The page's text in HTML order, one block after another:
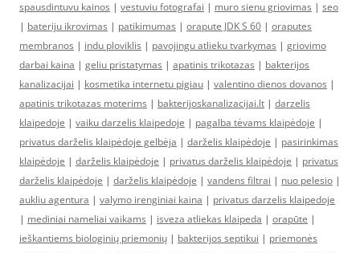
spausdintuvu kainos | vestuviu fotografai | muro sienu griovimas | seo
| bateriju ikrovimas | patikimumas | orapute JDK S 60 | oraputes
membranos | indu ploviklis | pavojingu atlieku tvarkymas | griovimo
darbai kaina | geliu pristatymas | apatinis trikotazas | bakterijos
kanalizacijai | kosmetika internetu pigiau | valentino dienos dovanos |
apatinis trikotazas moterims | bakterijoskanalizacijai.lt | darzelis
klaipedoje | vaiku darzelis klaipedoje | pagalba tėvams klaipėdoje |
privatus darželis klaipėdoje gelbėja | darželis klaipėdoje | pasirinkimas
klaipėdoje | darželis klaipėdoje | privatus darželis klaipėdoje | privatus
darželis klaipėdoje | darželis klaipėdoje | vandens filtrai | nuo pelesio |
aukliu agentura | valymo irenginiai kaina | privatus darzelis klaipedoje
| mediniai nameliai vaikams | isveza atliekas klaipeda | orapūte |
ieškantiems biologinių priemonių | bakterijos septikui | priemonės